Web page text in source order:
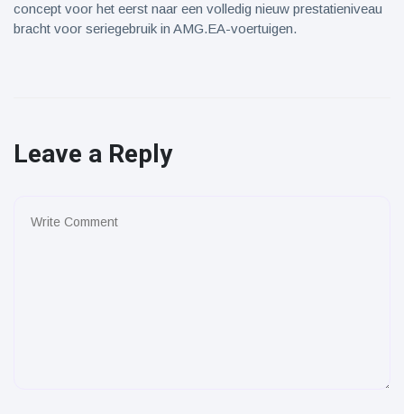
concept voor het eerst naar een volledig nieuw prestatieniveau
bracht voor seriegebruik in AMG.EA-voertuigen.
Leave a Reply